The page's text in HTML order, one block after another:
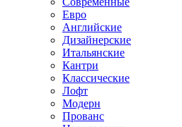
Евро
Английские
Дизайнерские
Итальянские
Кантри
Классические
Лофт
Модерн
Прованс